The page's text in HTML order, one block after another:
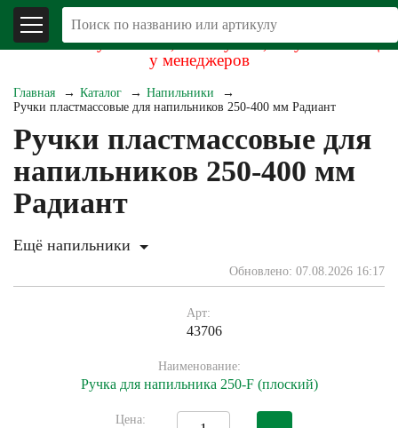
В связи со складывающейся экономической
обстановкой уточняйте, пожалуйста, актуальность цен
у менеджеров
Главная Каталог
Напильники
Ручки пластмассовые для напильников 250-400 мм Радиант
Ручки пластмассовые для
напильников 250-400 мм
Радиант
Ещё напильники
Обновлено: 07.08.2026 16:17
Арт:
43706
Наименование:
Ручка для напильника 250-F (плоский)
Цена: